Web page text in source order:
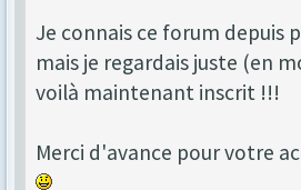
Je connais ce forum depuis
mais je regardais juste (en
voilà maintenant inscrit !!!
Merci d'avance pour votre